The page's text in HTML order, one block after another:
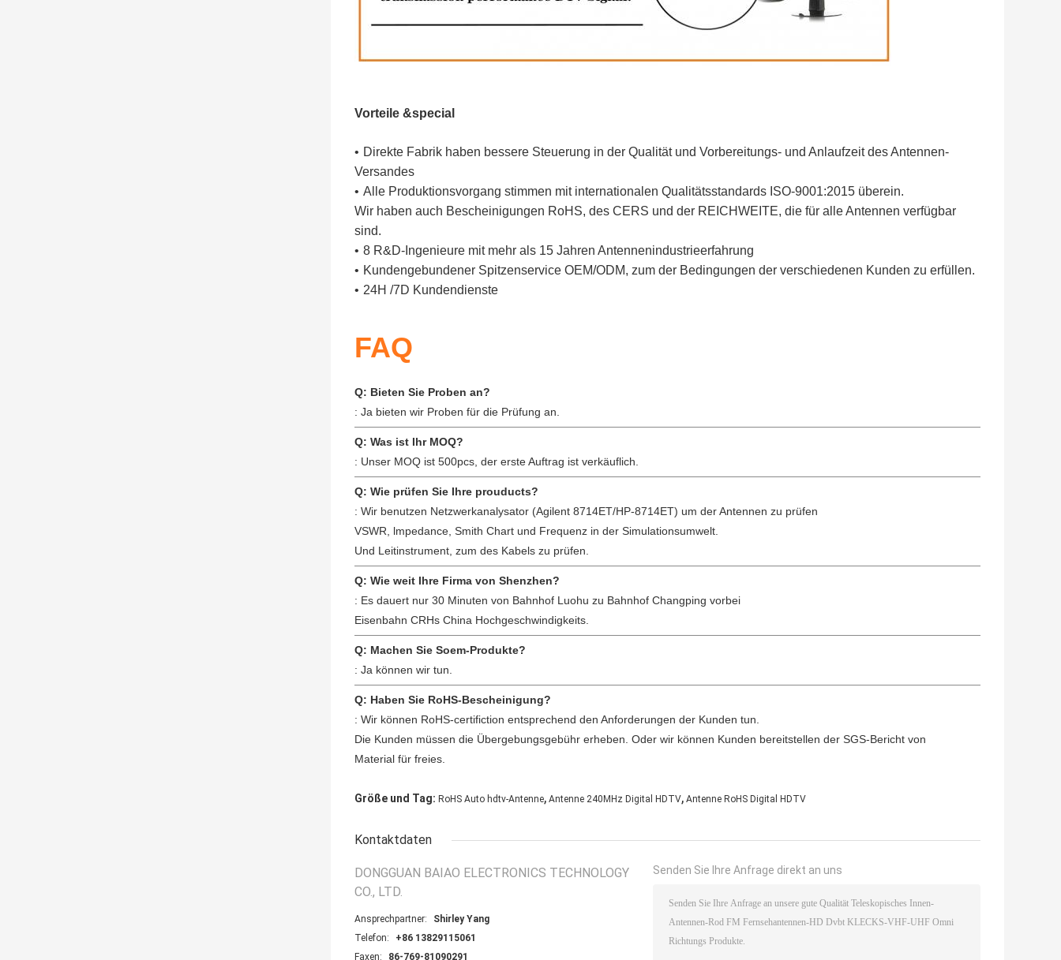
Vorteile &special
• Direkte Fabrik haben bessere Steuerung in der Qualität und Vorbereitungs- und Anlaufzeit des Antennen-
Versandes
• Alle Produktionsvorgang stimmen mit internationalen Qualitätsstandards ISO-9001:2015 überein.
Wir haben auch Bescheinigungen RoHS, des CERS und der REICHWEITE, die für alle Antennen verfügbar
sind.
• 8 R&D-Ingenieure mit mehr als 15 Jahren Antennenindustrieerfahrung
• Kundengebundener Spitzenservice OEM/ODM, zum der Bedingungen der verschiedenen Kunden zu erfüllen.
• 24H /7D Kundendienste
FAQ
Q: Bieten Sie Proben an?
: Ja bieten wir Proben für die Prüfung an.
Q: Was ist Ihr MOQ?
: Unser MOQ ist 500pcs, der erste Auftrag ist verkäuflich.
Q: Wie prüfen Sie Ihre prouducts?
: Wir benutzen Netzwerkanalysator (Agilent 8714ET/HP-8714ET) um der Antennen zu prüfen
VSWR, lmpedance, Smith Chart und Frequenz in der Simulationsumwelt.
Und Leitinstrument, zum des Kabels zu prüfen.
Q: Wie weit Ihre Firma von Shenzhen?
: Es dauert nur 30 Minuten von Bahnhof Luohu zu Bahnhof Changping vorbei
Eisenbahn CRHs China Hochgeschwindigkeits.
Q: Machen Sie Soem-Produkte?
: Ja können wir tun.
Q: Haben Sie RoHS-Bescheinigung?
: Wir können RoHS-certifiction entsprechend den Anforderungen der Kunden tun.
Die Kunden müssen die Übergebungsgebühr erheben. Oder wir können Kunden bereitstellen der SGS-Bericht von
Material für freies.
Größe und Tag: RoHS Auto hdtv-Antenne, Antenne 240MHz Digital HDTV, Antenne RoHS Digital HDTV
Kontaktdaten
DONGGUAN BAIAO ELECTRONICS TECHNOLOGY
CO., LTD.
Ansprechpartner:
Shirley Yang
Telefon:
+86 13829115061
Faxen:
86-769-81090291
Senden Sie Ihre Anfrage direkt an uns